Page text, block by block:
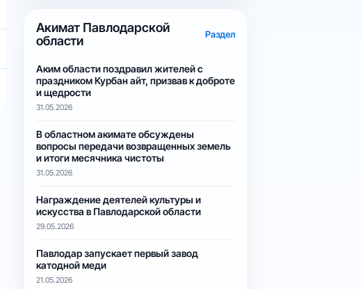
Акимат Павлодарской
области
Раздел
Аким области поздравил жителей с
праздником Курбан айт, призвав к доброте
и щедрости
31.05.2026
В областном акимате обсуждены
вопросы передачи возвращенных земель
и итоги месячника чистоты
31.05.2026
Награждение деятелей культуры и
искусства в Павлодарской области
29.05.2026
Павлодар запускает первый завод
катодной меди
21.05.2026